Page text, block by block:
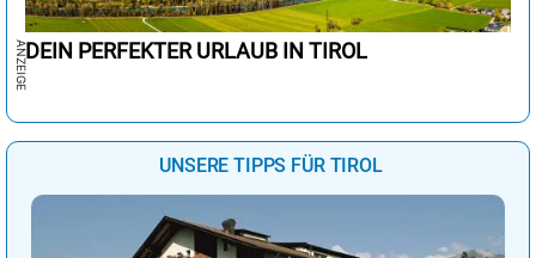
DEIN PERFEKTER URLAUB IN TIROL
UNSERE TIPPS FÜR TIROL